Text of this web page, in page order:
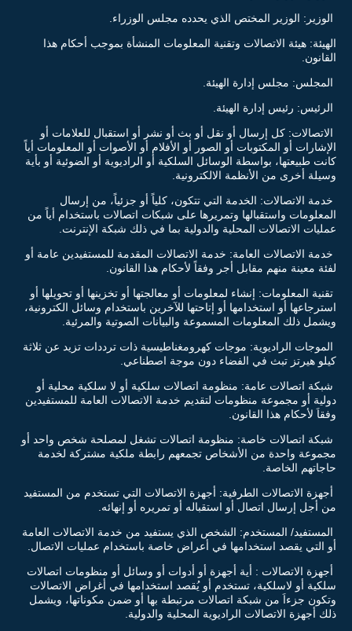
الوزير: الوزير المختص الذي يحدده مجلس الوزراء.
الهيئة: هيئة الاتصالات وتقنية المعلومات المنشأة بموجب أحكام هذا
القانون.
المجلس: مجلس إدارة الهيئة.
الرئيس: رئيس إدارة الهيئة.
الاتصالات: كل إرسال أو نقل أو بث أو نشر أو استقبال للعلامات أو
الإشارات أو المكتوبات أو الصور أو الأفلام أو الأصوات أو المعلومات أياً
كانت طبيعتها، بواسطة الوسائل السلكية أو الراديوية أو الضوئية أو بأية
وسيلة أخرى من الأنظمة الالكترونية.
خدمة الاتصالات: الخدمة التي تتكون، كلياً أو جزئياً، من إرسال
المعلومات واستقبالها وتمريرها على شبكات اتصالات باستخدام أياً من
عمليات الاتصالات المحلية والدولية بما في ذلك شبكة الإنترنت.
خدمة الاتصالات العامة: خدمة الاتصالات المقدمة للمستفيدين عامة أو
لفئة معينة منهم مقابل أجر وفقاً لأحكام هذا القانون.
تقنية المعلومات: إنشاء لمعلومات أو معالجتها أو تخزينها أو تحويلها أو
استرجاعها أو استخدامها أو إتاحتها للآخرين باستخدام وسائل الكترونية،
ويشمل ذلك المعلومات المسموعة والبيانات الصوتية والمرئية.
الموجات الراديوية: موجات كهرومغناطيسية ذات ترددات تزيد عن ثلاثة
كيلو هيرتز تبث في الفضاء دون موجة اصطناعي.
شبكة اتصالات عامة: منظومة اتصالات سلكية أو لا سلكية محلية أو
دولية أو مجموعة منظومات لتقديم خدمة الاتصالات العامة للمستفيدين
وفقاَ لأحكام هذا القانون.
شبكة اتصالات خاصة: منظومة اتصالات تشغل لمصلحة شخص واحد أو
مجموعة واحدة من الأشخاص تجمعهم رابطة ملكية مشتركة لخدمة
حاجاتهم الخاصة.
أجهزة الاتصالات الطرفية: أجهزة الاتصالات التي تستخدم من المستفيد
من أجل إرسال اتصال أو استقباله أو تمريره أو إنهائه.
المستفيد/ المستخدم: الشخص الذي يستفيد من خدمة الاتصالات العامة
أو التي يقصد استخدامها في أعراض خاصة باستخدام عمليات الاتصال.
أجهزة الاتصالات : أية أجهزة أو أدوات أو وسائل أو منظومات اتصالات
سلكية أو لاسلكية، تستخدم أو يُقصد استخدامها في أغراض الاتصالات
وتكون جزءاَ من شبكة اتصالات مرتبطة بها أو ضمن مكوناتها، ويشمل
ذلك أجهزة الاتصالات الراديوية المحلية والدولية.